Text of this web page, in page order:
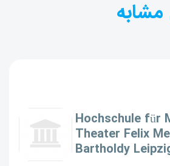
مشابه
Hochschule für
Theater Felix
Bartholdy